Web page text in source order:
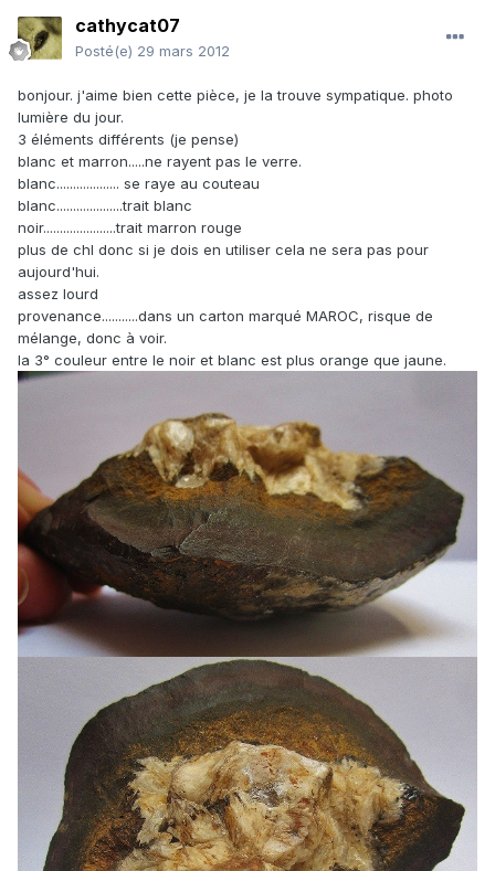
cathycat07
Posté(e) 29 mars 2012
bonjour. j'aime bien cette pièce, je la trouve sympatique. photo
lumière du jour.
3 éléments différents (je pense)
blanc et marron.....ne rayent pas le verre.
blanc................... se raye au couteau
blanc....................trait blanc
noir......................trait marron rouge
plus de chl donc si je dois en utiliser cela ne sera pas pour
aujourd'hui.
assez lourd
provenance...........dans un carton marqué MAROC, risque de
mélange, donc à voir.
la 3° couleur entre le noir et blanc est plus orange que jaune.